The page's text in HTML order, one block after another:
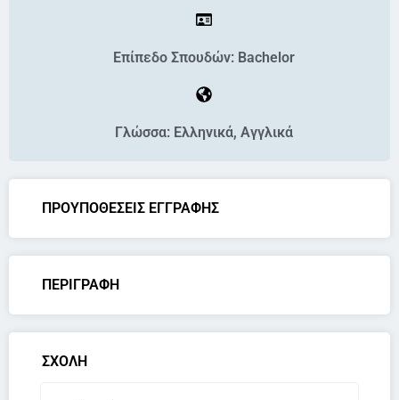
Επίπεδο Σπουδών: Bachelor
Γλώσσα: Ελληνικά, Αγγλικά
ΠΡΟΥΠΟΘΕΣΕΙΣ ΕΓΓΡΑΦΗΣ
ΠΕΡΙΓΡΑΦΗ
ΣΧΟΛΗ